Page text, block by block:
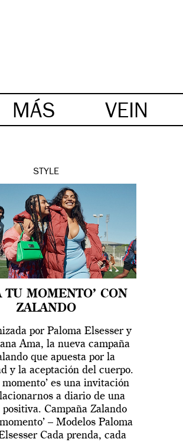
MÁS VEIN
STYLE
TU MOMENTO’ CON
ZALANDO
por Paloma Elsesser y
Ama, la nueva campaña
que apuesta por la
y la aceptación del cuerpo.
momento’ es una invitación
a diario de una
positiva. Campaña Zalando
– Modelos Paloma
Cada prenda, cada